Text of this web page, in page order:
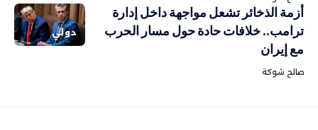
دولي
أزمة الذخائر تشعل مواجهة داخل إدارة
ترامب.. خلافات حادة حول مسار الحرب
مع إيران
صالح شوكة